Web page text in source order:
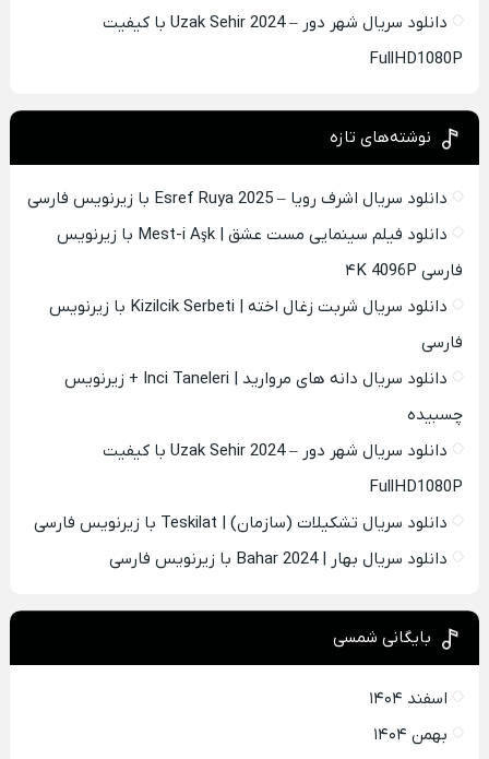
دانلود سریال شهر دور – Uzak Sehir 2024 با کیفیت
FullHD1080P
نوشته‌های تازه
دانلود سریال اشرف رویا – Esref Ruya 2025 با زیرنویس فارسی
دانلود فیلم سینمایی مست عشق | Mest-i Aşk با زیرنویس
فارسی ۴K 4096P
دانلود سریال شربت زغال اخته | Kizilcik Serbeti با زیرنویس
فارسی
دانلود سریال دانه های مروارید | Inci Taneleri + زیرنویس
چسبیده
دانلود سریال شهر دور – Uzak Sehir 2024 با کیفیت
FullHD1080P
دانلود سریال تشکیلات (سازمان) | Teskilat با زیرنویس فارسی
دانلود سریال بهار | Bahar 2024 با زیرنویس فارسی
بایگانی شمسی
اسفند ۱۴۰۴
بهمن ۱۴۰۴